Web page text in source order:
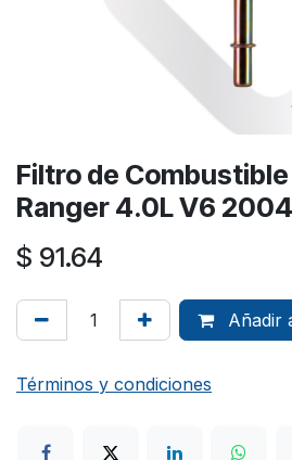
Filtro de Combustible
Ranger 4.0L V6
$ 91.64
Añadir
Términos y condiciones